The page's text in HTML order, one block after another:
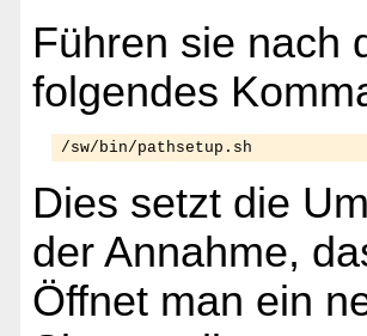
Führen sie nach
folgendes
/sw/bin/pathsetup.sh
Dies setzt die
der Annahme,
Öffnet man ein